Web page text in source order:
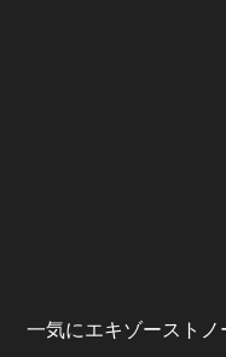
一気にエキゾーストノ